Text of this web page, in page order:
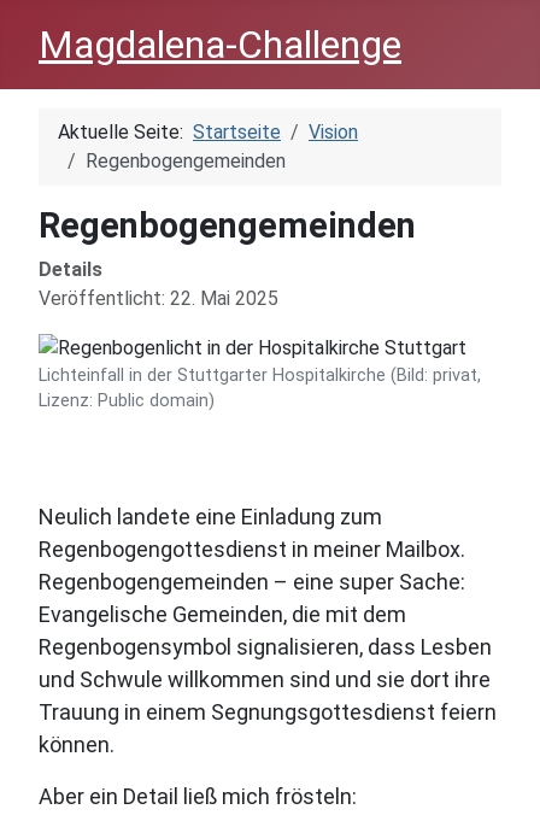
Magdalena-Challenge
Aktuelle Seite: Startseite
Vision
Regenbogengemeinden
Regenbogengemeinden
Details
Veröffentlicht: 22. Mai 2025
Lichteinfall in der Stuttgarter Hospitalkirche (Bild: privat,
Lizenz: Public domain)
Neulich landete eine Einladung zum
Regenbogengottesdienst in meiner Mailbox.
Regenbogengemeinden – eine super Sache:
Evangelische Gemeinden, die mit dem
Regenbogensymbol signalisieren, dass Lesben
und Schwule willkommen sind und sie dort ihre
Trauung in einem Segnungsgottesdienst feiern
können.
Aber ein Detail ließ mich frösteln: